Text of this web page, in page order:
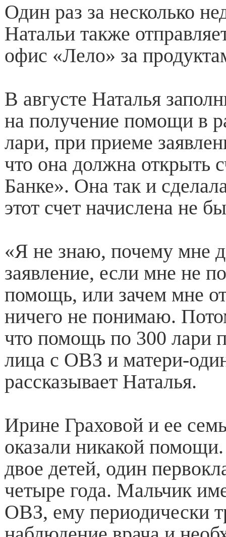
Один раз за несколько
Натальи также
офис «Лело» за
В августе Наталья
на получение помощи в
лари, при приеме
что она должна открыть
Банке». Она так и
этот счет начислена не
«Я не знаю, почему мне
заявление, если мне не
помощь, или зачем мне
ничего не понимаю.
что помощь по 300 лари
лица с ОВЗ и матери-
рассказывает Наталья.
Ирине Граховой и ее
оказали никакой
двое детей, один
четыре года. Мальчик
ОВЗ, ему периодически